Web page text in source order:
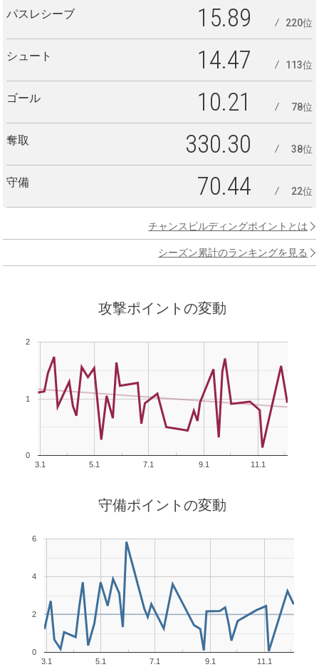
パスレシーブ 15.89 220位
シュート 14.47 113位
ゴール 10.21 78位
奪取 330.30 38位
守備 70.44 22位
チャンスビルディングポイントとは
シーズン累計のランキングを見る
攻撃ポイントの変動
3.1 5.1 7.1 9.1 11.1
0
1
2
守備ポイントの変動
3.1 5.1 7.1 9.1 11.1
0
2
4
6